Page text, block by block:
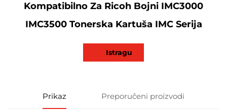
Kompatibilno Za Ricoh Bojni IMC3000
IMC3500 Tonerska Kartuša IMC Serija
Istragu
Prikaz Preporučeni proizvodi